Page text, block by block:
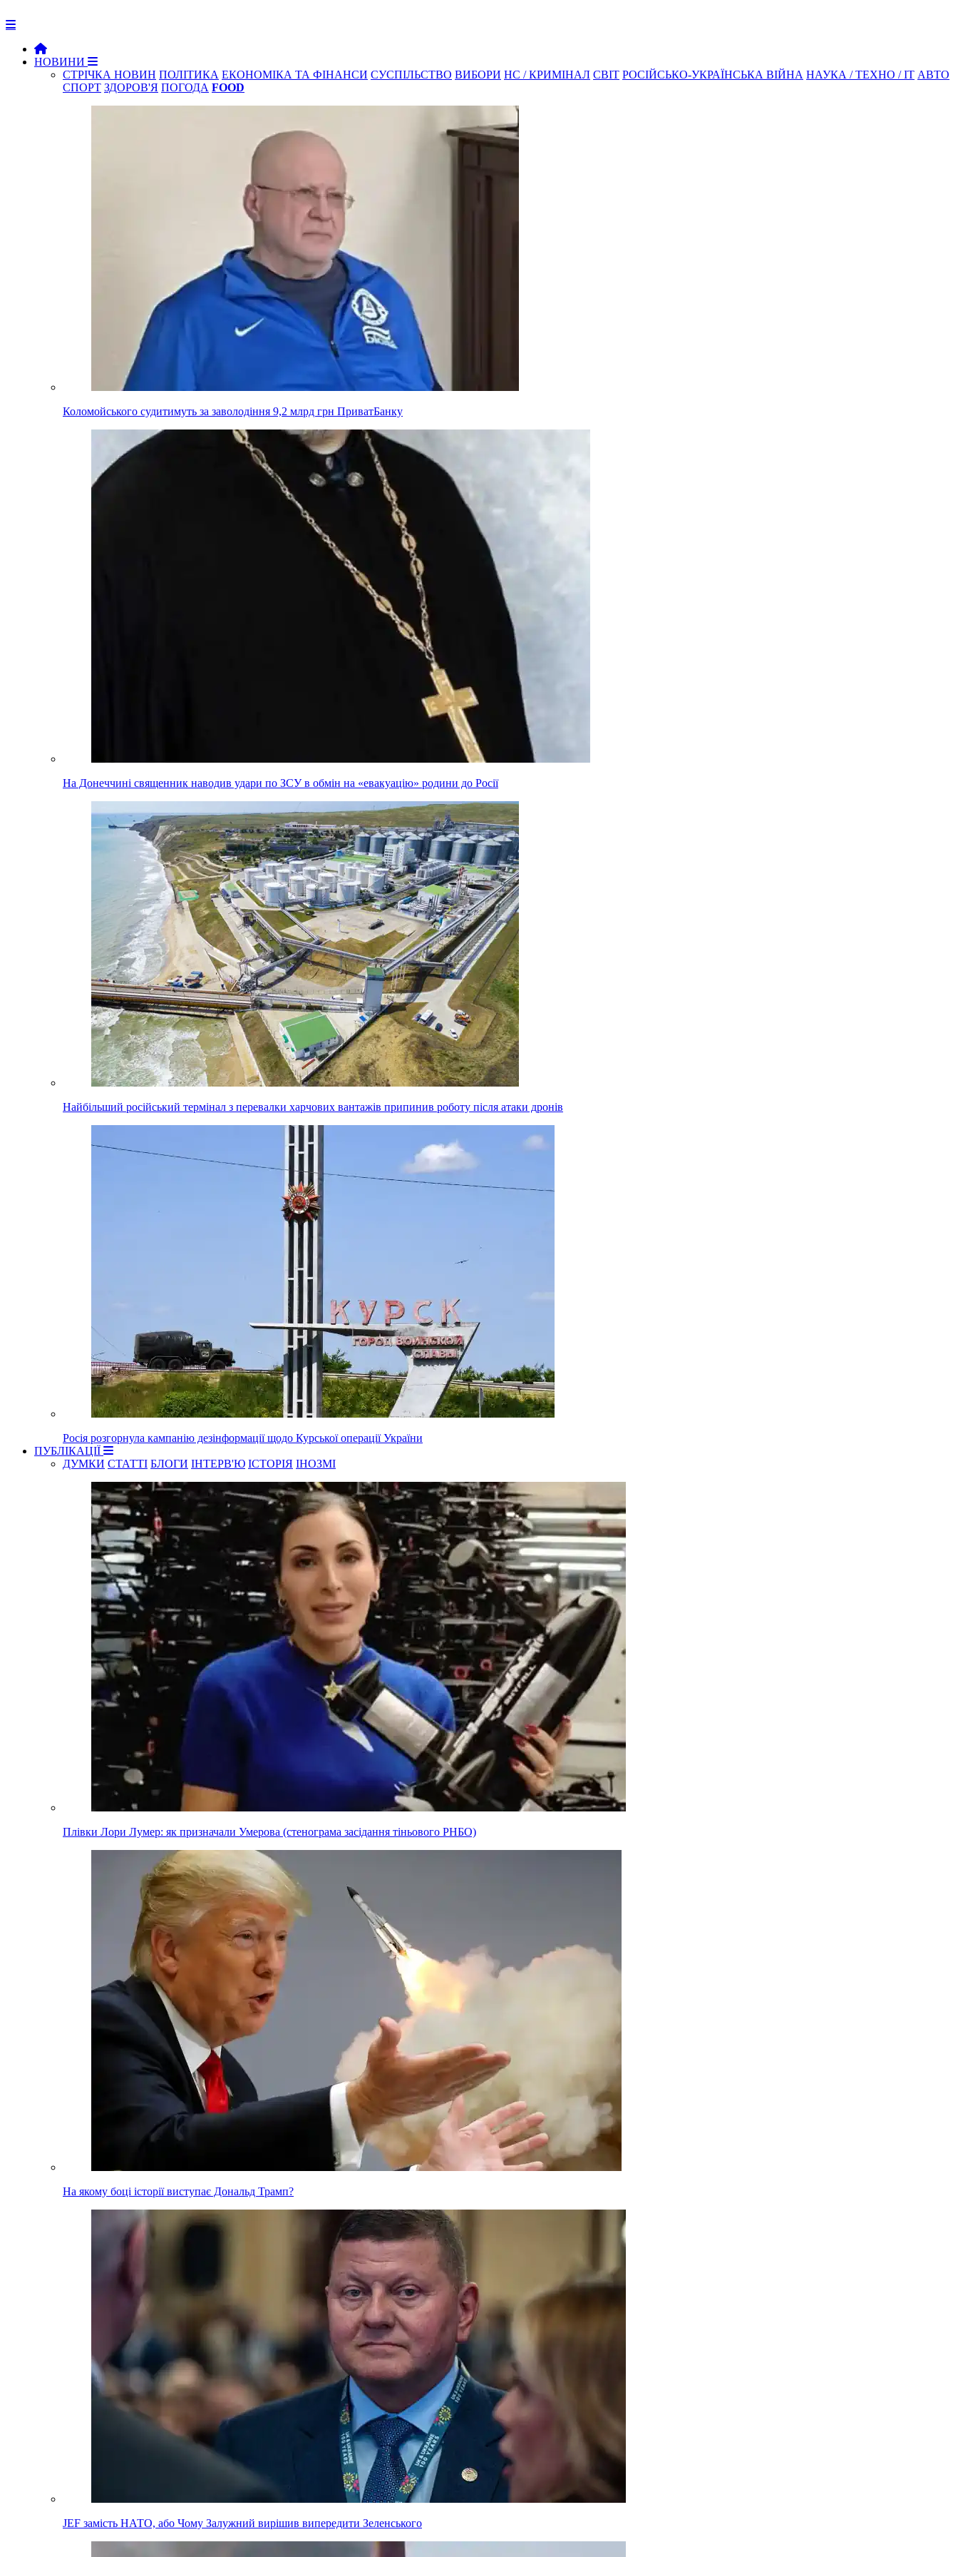
НОВИНИ
СТРІЧКА НОВИН ПОЛІТИКА ЕКОНОМІКА ТА ФІНАНСИ СУСПІЛЬСТВО ВИБОРИ НС / КРИМІНАЛ СВІТ РОСІЙСЬКО-УКРАЇНСЬКА ВІЙНА НАУКА / ТЕХНО / IT АВТО
СПОРТ ЗДОРОВ'Я ПОГОДА FOOD
Коломойського судитимуть за заволодіння 9,2 млрд грн ПриватБанку
На Донеччині священник наводив удари по ЗСУ в обмін на «евакуацію» родини до Росії
Найбільший російський термінал з перевалки харчових вантажів припинив роботу після атаки дронів
Росія розгорнула кампанію дезінформації щодо Курської операції України
ПУБЛІКАЦІЇ
ДУМКИ СТАТТІ БЛОГИ ІНТЕРВ'Ю ІСТОРІЯ ІНОЗМІ
Плівки Лори Лумер: як призначали Умерова (стенограма засідання тіньового РНБО)
На якому боці історії виступає Дональд Трамп?
JEF замість НАТО, або Чому Залужний вирішив випередити Зеленського